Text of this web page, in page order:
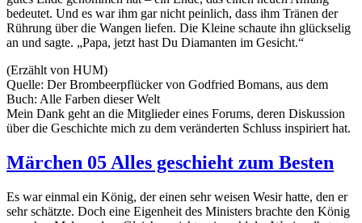
bedeutet. Und es war ihm gar nicht peinlich, dass ihm Tränen der
Rührung über die Wangen liefen. Die Kleine schaute ihn glückselig
an und sagte. „Papa, jetzt hast Du Diamanten im Gesicht.“
(Erzählt von HUM)
Quelle: Der Brombeerpflücker von Godfried Bomans, aus dem
Buch: Alle Farben dieser Welt
Mein Dank geht an die Mitglieder eines Forums, deren Diskussion
über die Geschichte mich zu dem veränderten Schluss inspiriert hat.
Märchen 05 Alles geschieht zum Besten
Es war einmal ein König, der einen sehr weisen Wesir hatte, den er
sehr schätzte. Doch eine Eigenheit des Ministers brachte den König